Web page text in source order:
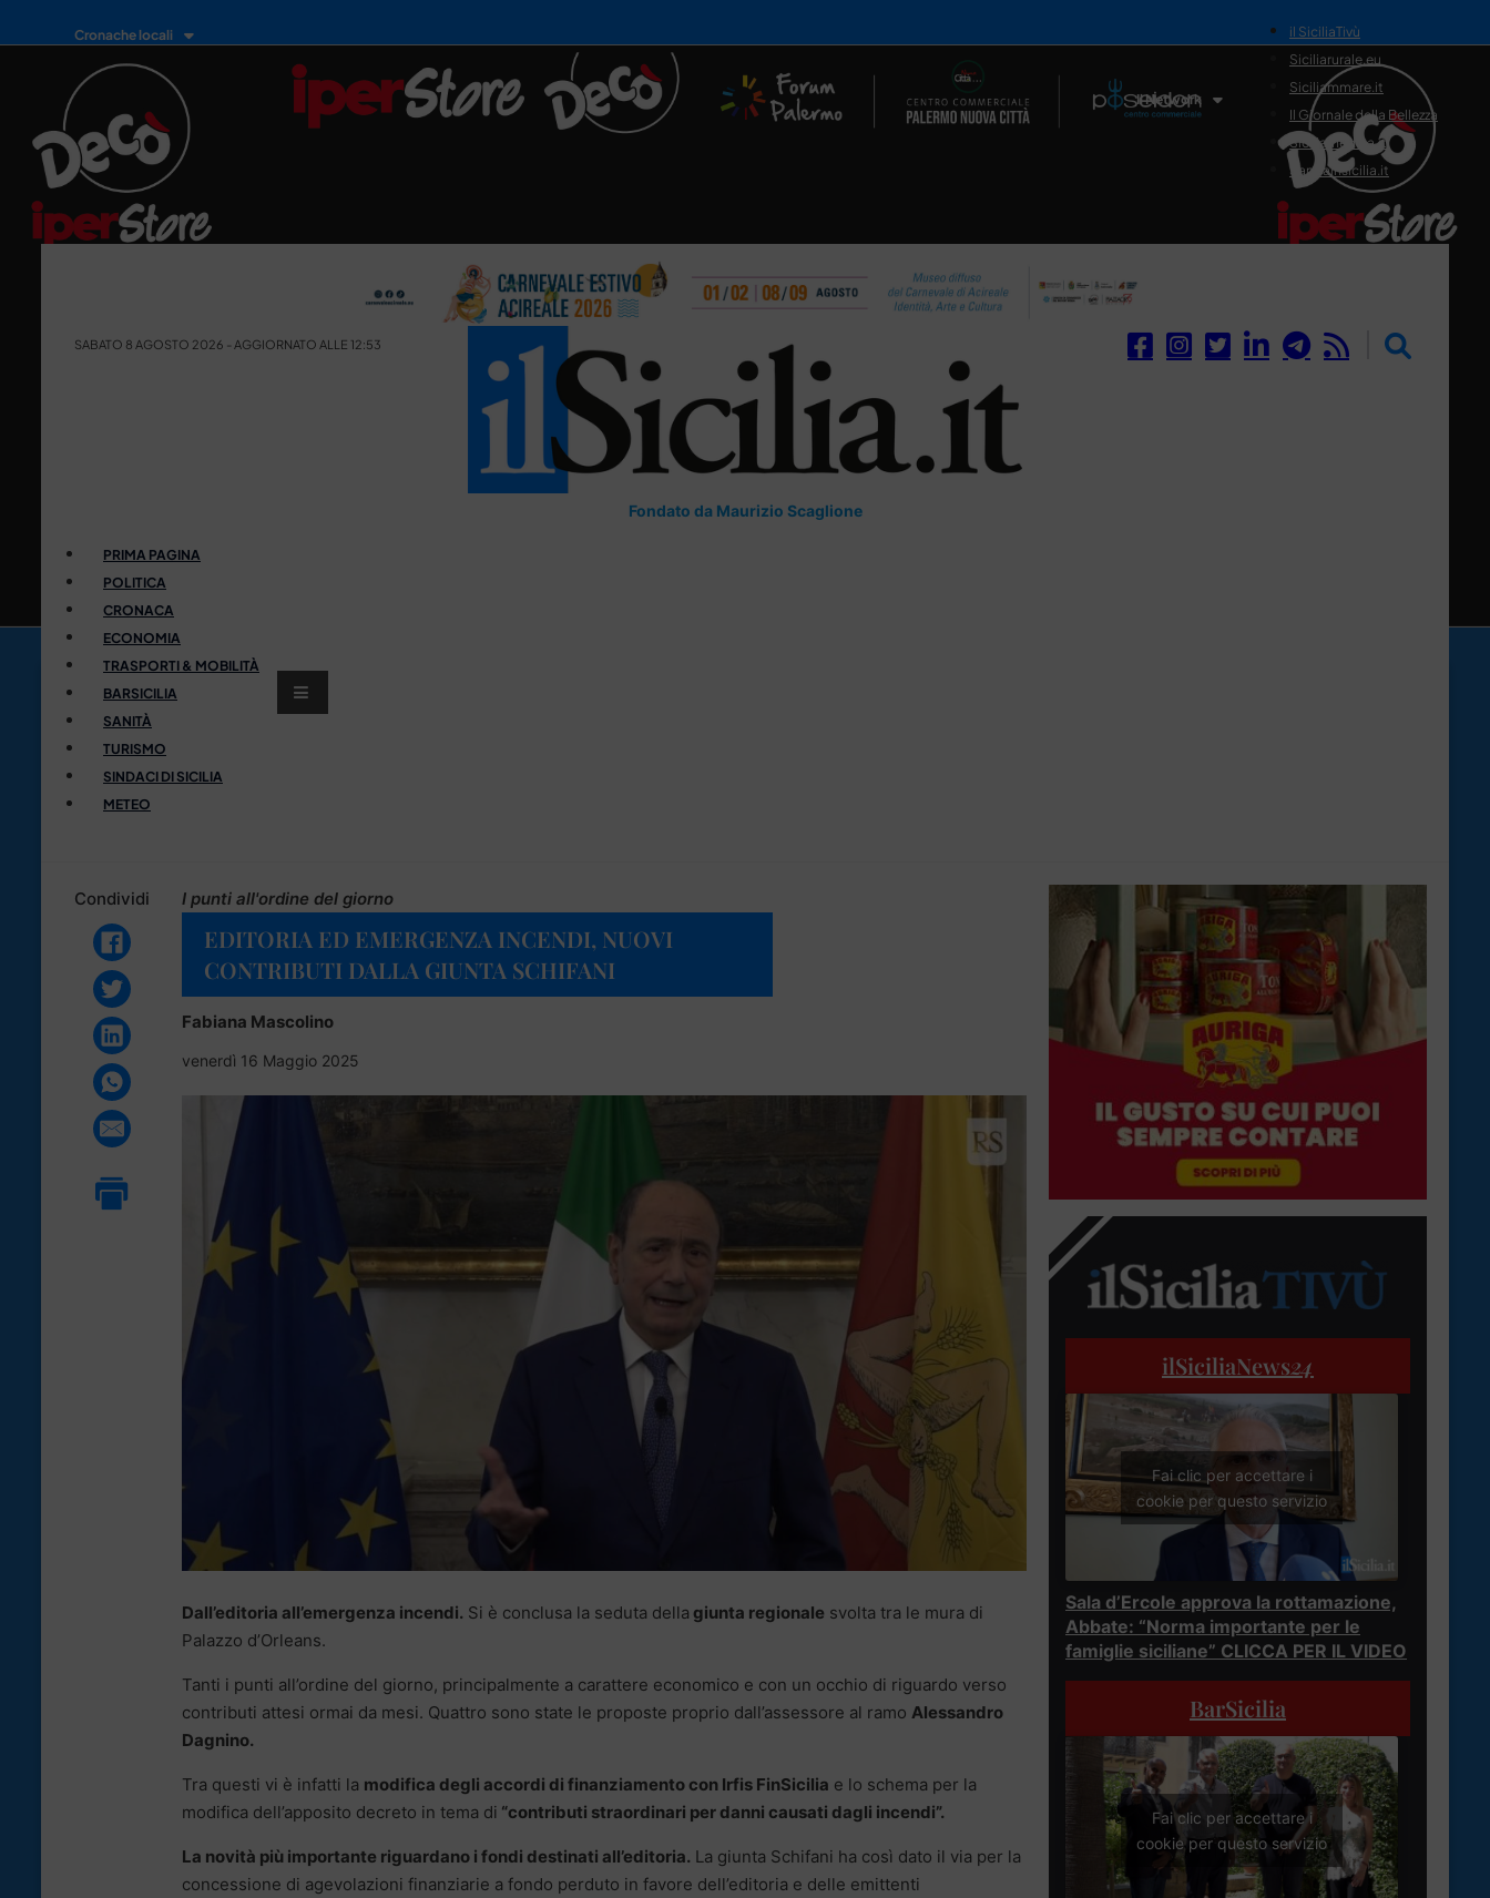
Cronache locali
Il Network
il SiciliaTivù
Siciliarurale.eu
Siciliammare.it
Il Giornale della Bellezza
Siciliamedica.it
Sanitainsicilia.it
SABATO 8 AGOSTO 2026 - AGGIORNATO ALLE 12:53
Fondato da Maurizio Scaglione
PRIMA PAGINA
POLITICA
CRONACA
ECONOMIA
TRASPORTI & MOBILITÀ
BARSICILIA
SANITÀ
TURISMO
SINDACI DI SICILIA
METEO
Condividi I punti all'ordine del giorno
EDITORIA ED EMERGENZA INCENDI, NUOVI
CONTRIBUTI DALLA GIUNTA SCHIFANI
Fabiana Mascolino
venerdì 16 Maggio 2025
Dall’editoria all’emergenza incendi. Si è conclusa la seduta della giunta regionale svolta tra le mura di
Palazzo d’Orleans.
Tanti i punti all’ordine del giorno, principalmente a carattere economico e con un occhio di riguardo verso
contributi attesi ormai da mesi. Quattro sono state le proposte proprio dall’assessore al ramo Alessandro
Dagnino.
Tra questi vi è infatti la modifica degli accordi di finanziamento con Irfis FinSicilia e lo schema per la
modifica dell’apposito decreto in tema di “contributi straordinari per danni causati dagli incendi”.
La novità più importante riguardano i fondi destinati all’editoria. La giunta Schifani ha così dato il via per la
concessione di agevolazioni finanziarie a fondo perduto in favore dell’editoria e delle emittenti
ilSiciliaNews24
Fai clic per accettare i
cookie per questo servizio
Sala d’Ercole approva la rottamazione,
Abbate: “Norma importante per le
famiglie siciliane” CLICCA PER IL VIDEO
BarSicilia
Fai clic per accettare i
cookie per questo servizio